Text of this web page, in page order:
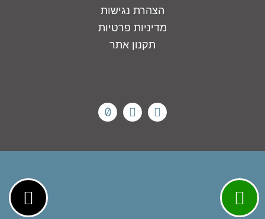
הצהרת נגישות
מדיניות פרטיות
תקנון אתר